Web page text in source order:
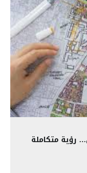
رؤية متكاملة